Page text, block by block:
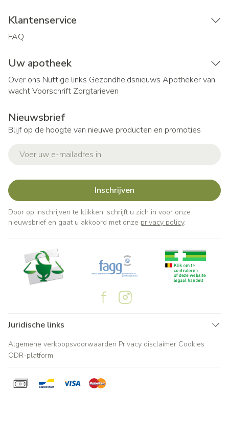
Klantenservice
FAQ
Uw apotheek
Over ons Nuttige links Gezondheidsnieuws Apotheker van
wachtVoorschrift Zorgtarieven
Nieuwsbrief
Blijf op de hoogte van nieuwe producten en promoties
Inschrijven
Door op inschrijven te klikken, schrijft u zich in voor onze
nieuwsbrief en gaat u akkoord met onze privacy policy.
Juridische links
Algemene verkoopsvoorwaarden Privacy disclaimer Cookies
ODR-platform